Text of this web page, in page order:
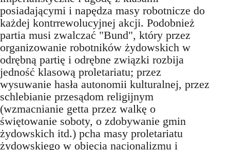
posiadającymi i napędza masy robotnicze do
każdej kontrrewolucyjnej akcji. Podobnież
partia musi zwalczać "Bund", który przez
organizowanie robotników żydowskich w
odrębną partię i odrębne związki rozbija
jedność klasową proletariatu; przez
wysuwanie hasła autonomii kulturalnej, przez
schlebianie przesądom religijnym
(wzmacnianie getta przez walkę o
świętowanie soboty, o zdobywanie gmin
żydowskich itd.) pcha masy proletariatu
żydowskiego w objęcia nacjonalizmu i